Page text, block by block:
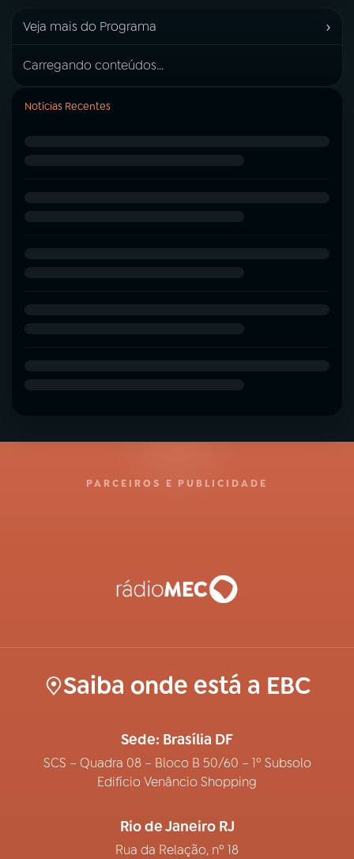
Veja mais do Programa ›
Carregando conteúdos...
Notícias Recentes
PARCEIROS E PUBLICIDADE
Saiba onde está a EBC
Sede: Brasília DF
SCS – Quadra 08 – Bloco B 50/60 – 1º Subsolo
Edifício Venâncio Shopping
Rio de Janeiro RJ
Rua da Relação, nº 18